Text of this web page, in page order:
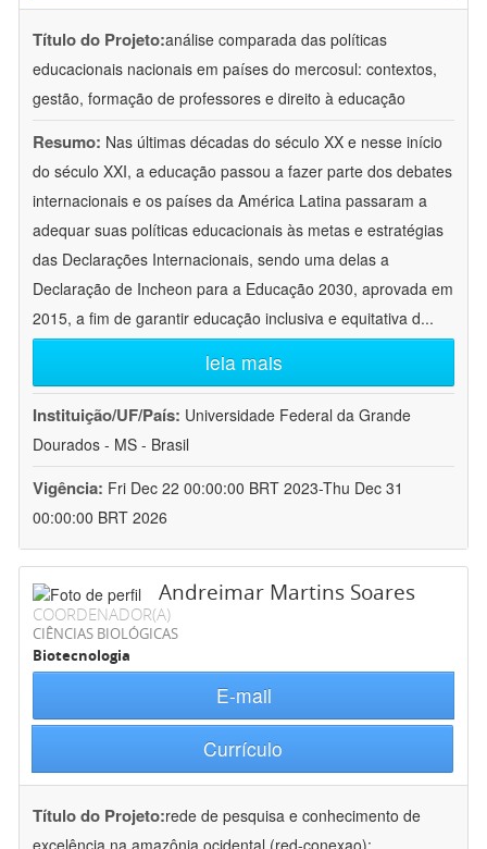
Título do Projeto:análise comparada das políticas
educacionais nacionais em países do mercosul: contextos,
gestão, formação de professores e direito à educação
Resumo: Nas últimas décadas do século XX e nesse início
do século XXI, a educação passou a fazer parte dos debates
internacionais e os países da América Latina passaram a
adequar suas políticas educacionais às metas e estratégias
das Declarações Internacionais, sendo uma delas a
Declaração de Incheon para a Educação 2030, aprovada em
2015, a fim de garantir educação inclusiva e equitativa d...
leia mais
Instituição/UF/País: Universidade Federal da Grande
Dourados - MS - Brasil
Vigência: Fri Dec 22 00:00:00 BRT 2023-Thu Dec 31
00:00:00 BRT 2026
Andreimar Martins Soares
COORDENADOR(A)
CIÊNCIAS BIOLÓGICAS
Biotecnologia
E-mail
Currículo
Título do Projeto:rede de pesquisa e conhecimento de